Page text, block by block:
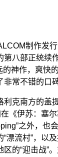
制作发行
第八部正统续
神作，爽快
常不错的口碑
克南方的盖
《伊苏：塞
之外，也
漂流村”，以
的“迎击战”